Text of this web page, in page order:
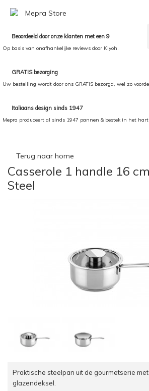
Beoordeeld door onze klanten met een 9
Op basis van onafhankelijke reviews door Kiyoh.
GRATIS bezorging
Uw bestelling wordt door ons GRATIS bezorgd, wel zo
Italiaans design sinds 1947
Mepra produceert al sinds 1947 pannen & bestek in het
Terug naar home
Casserole 1 handle 16
Steel
Praktische steelpan uit de gourmetserie
glazendeksel.